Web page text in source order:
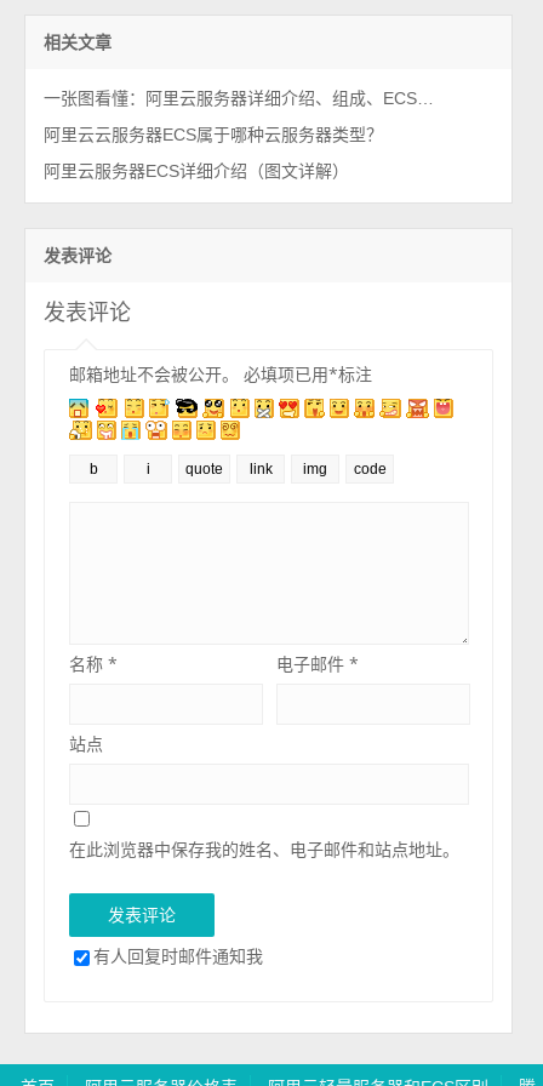
相关文章
一张图看懂：阿里云服务器详细介绍、组成、ECS架构、使用场景、优势及区别
阿里云云服务器ECS属于哪种云服务器类型？
阿里云服务器ECS详细介绍（图文详解）
发表评论
发表评论
邮箱地址不会被公开。 必填项已用*标注
名称* 电子邮件*
站点
在此浏览器中保存我的姓名、电子邮件和站点地址。
有人回复时邮件通知我